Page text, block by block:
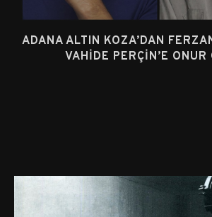
ADANA ALTIN KOZA’DAN
VAHIDE PERÇIN’E ONUR